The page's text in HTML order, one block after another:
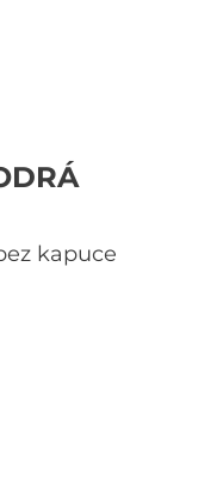
kapuce